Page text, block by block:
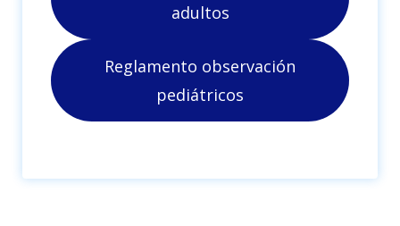
adultos
Reglamento observación
pediátricos